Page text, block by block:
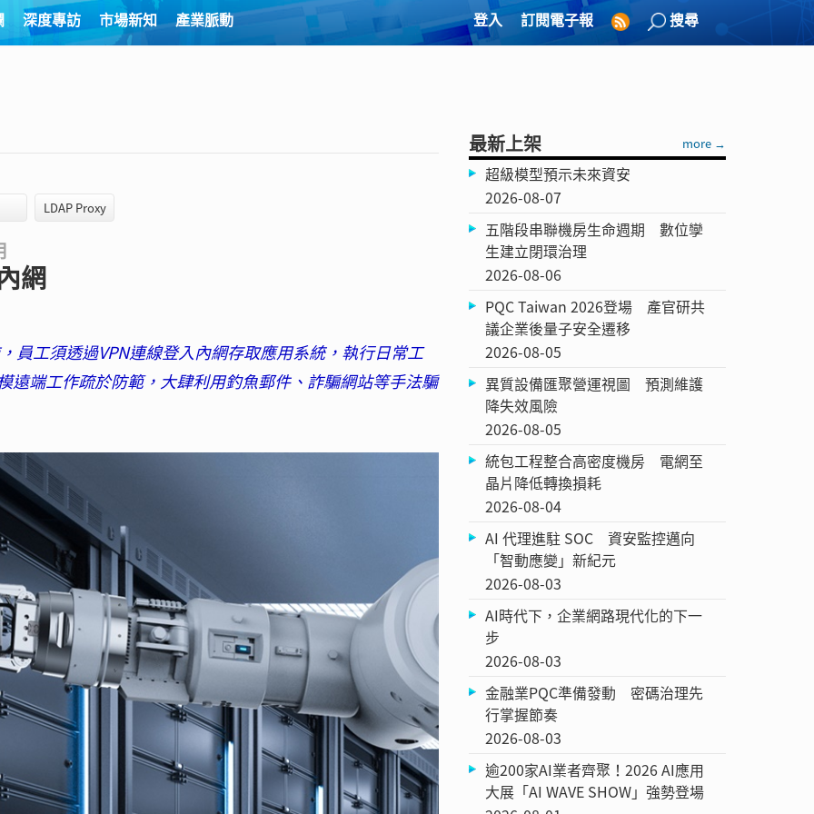
深度專訪 市場新知 產業脈動 登入 訂閱電子報 搜尋
LDAP Proxy
網
員工須透過VPN連線登入內網存取應用系統，執行日常工
遠端工作疏於防範，大肆利用釣魚郵件、詐騙網站等手法騙
最新上架 more →
超級模型預示未來資安
2026-08-07
五階段串聯機房生命週期 數位孿
生建立閉環治理
2026-08-06
PQC Taiwan 2026登場 產官研共
議企業後量子安全遷移
2026-08-05
異質設備匯聚營運視圖 預測維護
降失效風險
2026-08-05
統包工程整合高密度機房 電網至
晶片降低轉換損耗
2026-08-04
AI 代理進駐 SOC 資安監控邁向
「智動應變」新紀元
2026-08-03
AI時代下，企業網路現代化的下一
步
2026-08-03
金融業PQC準備發動 密碼治理先
行掌握節奏
2026-08-03
逾200家AI業者齊聚！2026 AI應用
大展「AI WAVE SHOW」強勢登場